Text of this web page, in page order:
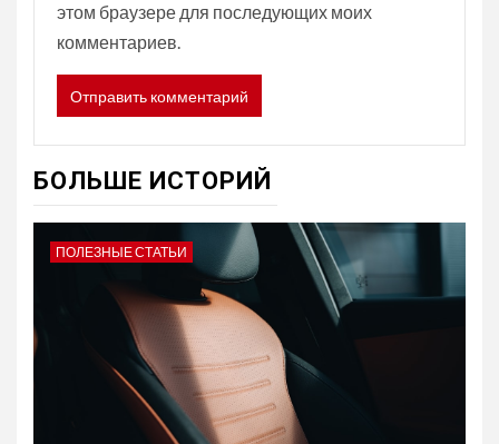
этом браузере для последующих моих
комментариев.
БОЛЬШЕ ИСТОРИЙ
ПОЛЕЗНЫЕ СТАТЬИ